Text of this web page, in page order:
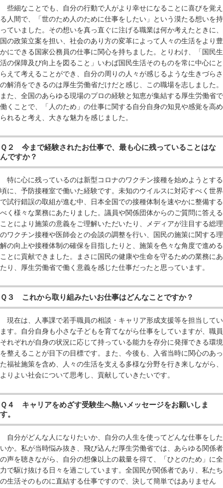
些細なことでも、自分の行動で人がより幸せになることに喜びを覚え
る人間で、「世のため人のために仕事をしたい」という漠たる想いを持
っていました。その想いを真っ直ぐに注げる職業は何か考えたときに、
国の政策立案を担い、社会のあり方の変革によって人々の生活をより豊
かにできる国家公務員の仕事に関心を持ちました。とりわけ、「国民生
活の保障及び向上を図ること」いわば国民生活そのものを常に中心にと
らえて考えることができ、自分の周りの人々が感じるような生きづらさ
の解消をできるのは厚生労働省だけだと感じ、この職場を志しました。
また、全国のあらゆる現場のプロの経験と知恵が集結する厚生労働省で
働くことで、「人のため」の仕事に関する自分自身の知見や感覚を高め
られると考え、大きな魅力を感じました。
Ｑ２ 今まで経験されたお仕事で、最も心に残っていることはな
んですか？
特に心に残っているのは新型コロナのワクチン接種を始めようとする
頃に、予防接種室で働いた経験です。未知のウイルスに対応すべく世界
で試行錯誤の取組が進む中、日本全国での接種体制を速やかに整備する
べく様々な業務にあたりました。議員や関係団体からのご質問に答える
ことにより施策の意義をご理解いただいたり、メディアが注目する総理
のワクチン接種や医師会との会談の調整を行い、国民の施策に関する理
解の向上や接種体制の確保を目指したりと、施策を色々な角度で進める
ことに貢献できました。まさに国民の健康や生命を守るための業務にあ
たり、厚生労働省で働く意義を感じた仕事だったと思っています。
Ｑ３ これから取り組みたいお仕事はどんなことですか？
現在は、人事課で若手職員の相談・キャリア形成支援等を担当してい
ます。自分自身も小さな子どもを育てながら仕事をしていますが、職員
それぞれが自身の状況に応じて持っている能力を存分に発揮できる環境
を整えることが目下の目標です。また、今後も、入省当時に関心のあっ
た福祉施策を含め、人々の生活を支える多様な分野を行き来しながら、
よりよい社会について思考し、貢献していきたいです。
Ｑ４ キャリアをめざす受験生へ熱いメッセージをお願いしま
す。
自分がどんな人になりたいか、自分の人生を使ってどんな仕事をした
いか。私が当時悩み抜き、飛び込んだ厚生労働省では、あらゆる関係者
の声を聴きながら、自分の想像以上の裁量を得て、「ひとのため」に全
力で駆け抜ける日々を過ごしています。全国民が関係者であり、私たち
の生活そのものに直結する仕事ですので、決して簡単ではありません